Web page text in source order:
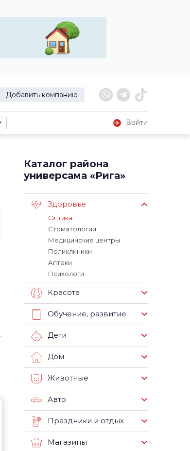
Добавить компанию
Войти
Каталог района
универсама «Рига»
Здоровье
Оптика
Стоматологии
Медицинские центры
Поликлиники
Аптеки
Психологи
Красота
Обучение, развитие
Дети
Дом
Животные
Авто
Праздники и отдых
Магазины